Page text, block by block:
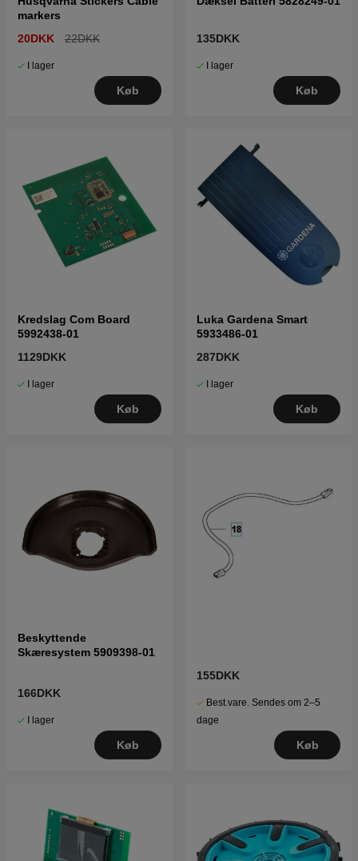
markers
20DKK
22DKK
I lager
Køb
135DKK
I lager
Køb
Kredslag Com Board
5992438-01
1129DKK
I lager
Køb
Luka Gardena Smart
5933486-01
287DKK
I lager
Køb
Beskyttende
Skæresystem 5909398-01
166DKK
I lager
Køb
155DKK
Best.vare. Sendes om 2–5
dage
Køb